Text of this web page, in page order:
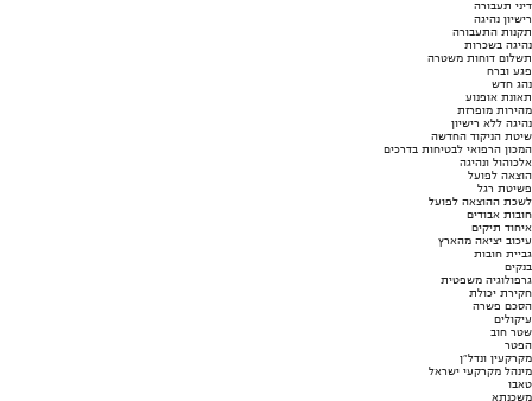
דיני תעבורה
רישיון נהיגה
תקנות התעבורה
נהיגה בשכרות
תשלום דוחות משטרה
פגע וברח
נהג חדש
תאונת אופנוע
מהירות מופרזת
נהיגה ללא רישיון
שיטת הניקוד החדשה
המכון הרפואי לבטיחות בדרכים
אלכוהול ונהיגה
הוצאה לפועל
פשיטת רגל
לשכת ההוצאה לפועל
חובות אבודים
איחוד תיקים
עיכוב יציאה מהארץ
גביית חובות
בנקים
גרפולוגיה משפטית
חקירת יכולת
הסכם פשרה
עיקולים
שטר חוב
הפטר
מקרקעין ונדל"ן
מינהל מקרקעי ישראל
טאבו
משכנתא